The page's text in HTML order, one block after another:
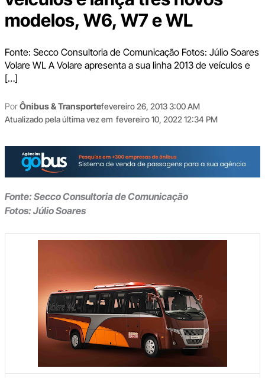
modelos, W6, W7 e WL
Fonte: Secco Consultoria de Comunicação Fotos: Júlio Soares
Volare WL A Volare apresenta a sua linha 2013 de veículos e
[…]
PorÔnibus & Transportefevereiro 26, 2013 3:00 AM
Atualizado pela última vez em fevereiro 10, 2022 12:34 PM
Fonte: Secco Consultoria de Comunicação
Fotos: Júlio Soares